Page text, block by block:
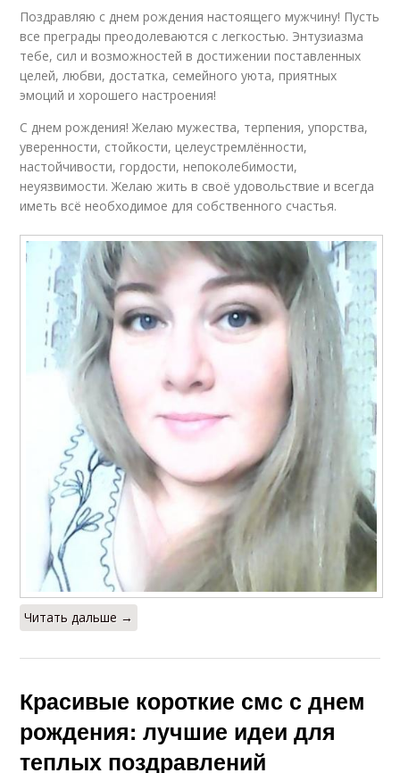
Поздравляю с днем рождения настоящего мужчину! Пусть
все преграды преодолеваются с легкостью. Энтузиазма
тебе, сил и возможностей в достижении поставленных
целей, любви, достатка, семейного уюта, приятных
эмоций и хорошего настроения!
С днем рождения! Желаю мужества, терпения, упорства,
уверенности, стойкости, целеустремлённости,
настойчивости, гордости, непоколебимости,
неуязвимости. Желаю жить в своё удовольствие и всегда
иметь всё необходимое для собственного счастья.
Читать дальше →
Красивые короткие смс с днем
рождения: лучшие идеи для
теплых поздравлений